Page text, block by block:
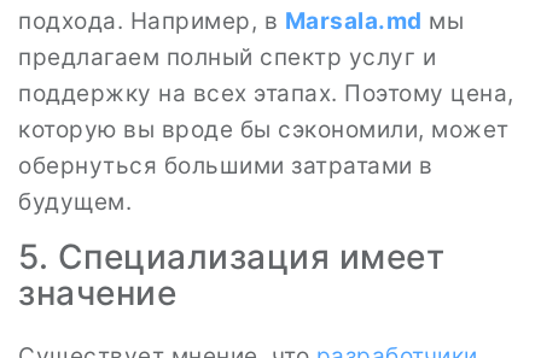
подхода. Например, в Marsala.md мы
предлагаем полный спектр услуг и
поддержку на всех этапах. Поэтому цена,
которую вы вроде бы сэкономили, может
обернуться большими затратами в
будущем.
5. Специализация имеет
значение